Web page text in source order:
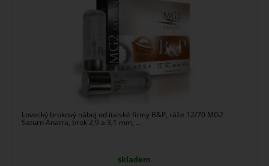
Lovecký brokový náboj od italské firmy B&P, ráže 12/70 MG2
Saturn Anatra, brok 2,9 a 3,1 mm, ...
skladem